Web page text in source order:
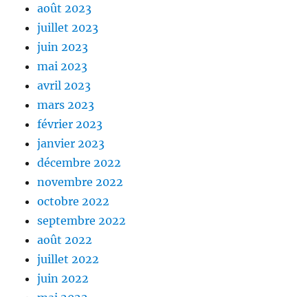
août 2023
juillet 2023
juin 2023
mai 2023
avril 2023
mars 2023
février 2023
janvier 2023
décembre 2022
novembre 2022
octobre 2022
septembre 2022
août 2022
juillet 2022
juin 2022